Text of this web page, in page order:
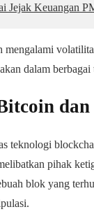
Jejak Keuangan
dalam
teknologi
pihak
blok yang